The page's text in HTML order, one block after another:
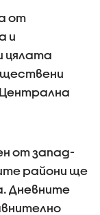
от
и
цялата
от запад-
райони ще
Дневните